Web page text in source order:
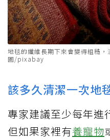
地毯的纖維長期下來會變得粗糙，
圖/pixabay
該多久清潔一次地
專家建議至少每年進
但如果家裡有養寵物